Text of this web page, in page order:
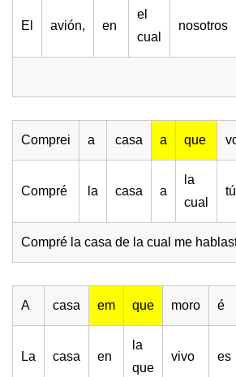
El avión, en
el
cual
nosotros
Comprei a casa a que
Compré la casa a
la
cual
tú
Compré la casa de la cual me
A casa em que moro é
La casa en
la
que
vivo es